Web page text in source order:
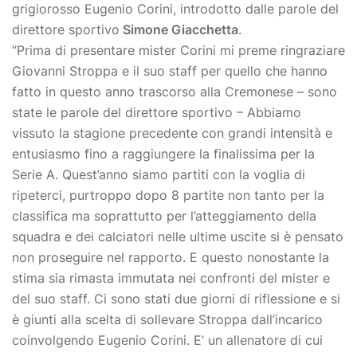
grigiorosso Eugenio Corini, introdotto dalle parole del
direttore sportivo Simone Giacchetta.
“Prima di presentare mister Corini mi preme ringraziare
Giovanni Stroppa e il suo staff per quello che hanno
fatto in questo anno trascorso alla Cremonese – sono
state le parole del direttore sportivo – Abbiamo
vissuto la stagione precedente con grandi intensità e
entusiasmo fino a raggiungere la finalissima per la
Serie A. Quest’anno siamo partiti con la voglia di
ripeterci, purtroppo dopo 8 partite non tanto per la
classifica ma soprattutto per l’atteggiamento della
squadra e dei calciatori nelle ultime uscite si è pensato
non proseguire nel rapporto. E questo nonostante la
stima sia rimasta immutata nei confronti del mister e
del suo staff. Ci sono stati due giorni di riflessione e si
è giunti alla scelta di sollevare Stroppa dall’incarico
coinvolgendo Eugenio Corini. E’ un allenatore di cui